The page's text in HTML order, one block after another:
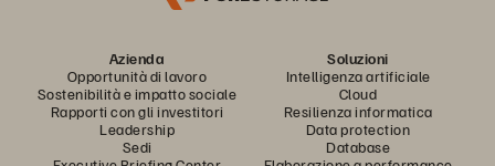
Azienda
Opportunità di lavoro
Sostenibilità e impatto sociale
Rapporti con gli investitori
Leadership
Sedi
Soluzioni
Intelligenza artificiale
Cloud
Resilienza informatica
Data protection
Database